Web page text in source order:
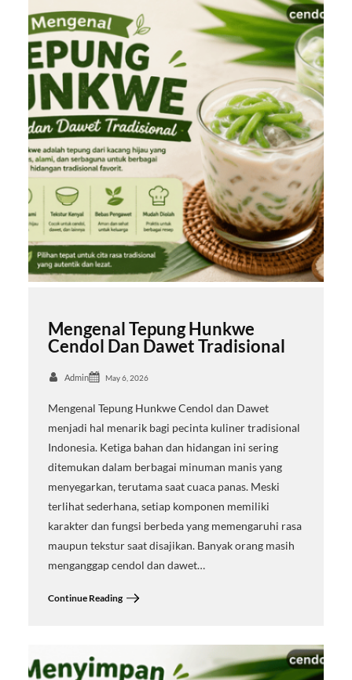
Mengenal Tepung Hunkwe
Cendol Dan Dawet Tradisional
Admin May 6, 2026
Mengenal Tepung Hunkwe Cendol dan Dawet
menjadi hal menarik bagi pecinta kuliner tradisional
Indonesia. Ketiga bahan dan hidangan ini sering
ditemukan dalam berbagai minuman manis yang
menyegarkan, terutama saat cuaca panas. Meski
terlihat sederhana, setiap komponen memiliki
karakter dan fungsi berbeda yang memengaruhi rasa
maupun tekstur saat disajikan. Banyak orang masih
menganggap cendol dan dawet…
Continue Reading